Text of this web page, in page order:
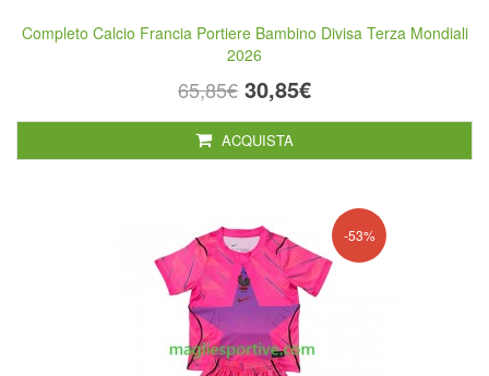
Completo Calcio Francia Portiere Bambino Divisa Terza Mondiali
2026
65,85€ 30,85€
ACQUISTA
-53%